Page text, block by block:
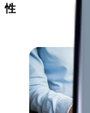
性